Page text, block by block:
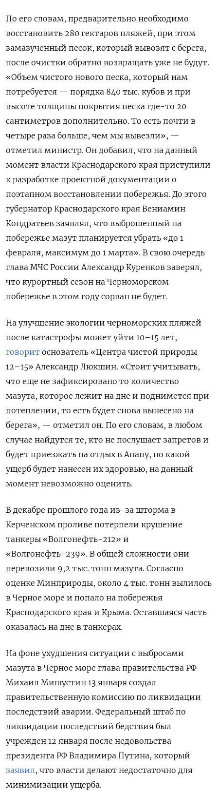
По его словам, предварительно необходимо
восстановить 280 гектаров пляжей, при этом
замазученный песок, который вывозят с берега,
после очистки обратно возвращать уже не будут.
«Объем чистого нового песка, который нам
потребуется — порядка 840 тыс. кубов и при
высоте толщины покрытия песка где-то 20
сантиметров дополнительно. То есть почти в
четыре раза больше, чем мы вывезли», —
отметил министр. Он добавил, что на данный
момент власти Краснодарского края приступили
к разработке проектной документации о
поэтапном восстановлении побережья. До этого
губернатор Краснодарского края Вениамин
Кондратьев заявлял, что выброшенный на
побережье мазут планируется убрать «до 1
февраля, максимум до 1 марта». В свою очередь
глава МЧС России Александр Куренков заверял,
что курортный сезон на Черноморском
побережье в этом году сорван не будет.
На улучшение экологии черноморских пляжей
после катастрофы может уйти 10–15 лет,
говорит основатель «Центра чистой природы
12–15» Александр Люкшин. «Стоит учитывать,
что еще не зафиксировано то количество
мазута, которое лежит на дне и поднимется при
потеплении, то есть будет снова вынесено на
берега», — отметил он. По его словам, в любом
случае найдутся те, кто не послушает запретов и
будет приезжать на отдых в Анапу, но какой
ущерб будет нанесен их здоровью, на данный
момент невозможно оценить.
В декабре прошлого года из-за шторма в
Керченском проливе потерпели крушение
танкеры «Волгонефть-212» и
«Волгонефть-239». В общей сложности они
перевозили 9,2 тыс. тонн мазута. Согласно
оценке Минприроды, около 4 тыс. тонн вылилось
в Черное море и попало на побережья
Краснодарского края и Крыма. Оставшаяся часть
оказалась на дне в танкерах.
На фоне ухудшения ситуации с выбросами
мазута в Черное море глава правительства РФ
Михаил Мишустин 13 января создал
правительственную комиссию по ликвидации
последствий аварии. Федеральный штаб по
ликвидации последствий бедствия был
учрежден 12 января после недовольства
президента РФ Владимира Путина, который
заявил, что власти делают недостаточно для
минимизации ущерба.